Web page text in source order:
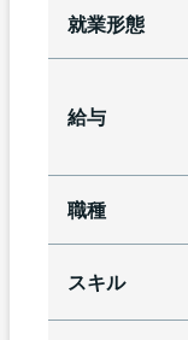
就業形態
給与
職種
スキル